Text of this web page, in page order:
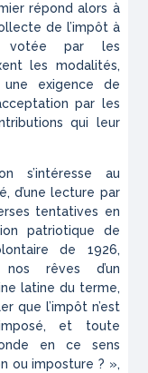
répond alors à
de l’impôt à
votée par les
les modalités,
exigence de
par les
qui leur
s’intéresse au
d’une lecture par
tentatives en
patriotique de
de 1926,
rêves d’un
latine du terme,
que l’impôt n’est
et toute
en ce sens
ou imposture ? »,